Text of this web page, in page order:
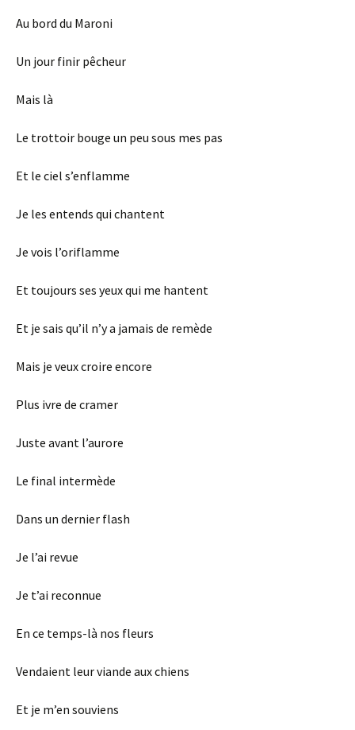
Au bord du Maroni
Un jour finir pêcheur
Mais là
Le trottoir bouge un peu sous mes pas
Et le ciel s’enflamme
Je les entends qui chantent
Je vois l’oriflamme
Et toujours ses yeux qui me hantent
Et je sais qu’il n’y a jamais de remède
Mais je veux croire encore
Plus ivre de cramer
Juste avant l’aurore
Le final intermède
Dans un dernier flash
Je l’ai revue
Je t’ai reconnue
En ce temps-là nos fleurs
Vendaient leur viande aux chiens
Et je m’en souviens